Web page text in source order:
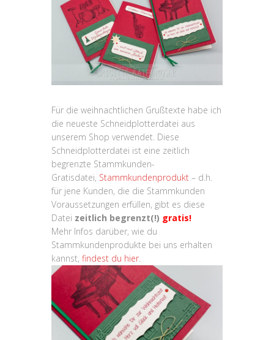
Für die weihnachtlichen Grußtexte habe ich
die neueste Schneidplotterdatei aus
unserem Shop verwendet. Diese
Schneidplotterdatei ist eine zeitlich
begrenzte Stammkunden-
Gratisdatei, Stammkundenprodukt – d.h.
für jene Kunden, die die Stammkunden
Voraussetzungen erfüllen, gibt es diese
Datei zeitlich begrenzt(!) gratis!
Mehr Infos darüber, wie du
Stammkundenprodukte bei uns erhalten
kannst, findest du hier